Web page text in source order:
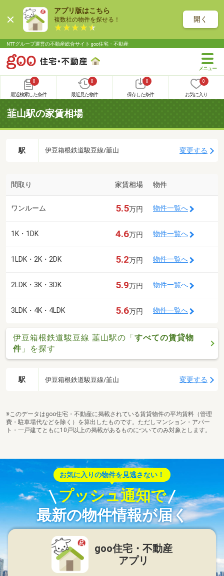
アプリ版はこちら
複数社の物件を探せる！ 開く
NTTグループ運営の不動産総合サイト goo住宅・不動産
0
最近検索した条件
0
最近見た物件
0
保存した条件
0
お気に入り
韮山駅の家賃相場
駅 伊豆箱根鉄道駿豆線/韮山 変更する
間取り 家賃相場 物件
ワンルーム 5.5万円 物件一覧へ
1K・1DK 4.6万円 物件一覧へ
1LDK・2K・2DK 5.2万円 物件一覧へ
2LDK・3K・3DK 5.9万円 物件一覧へ
3LDK・4K・4LDK 5.6万円 物件一覧へ
伊豆箱根鉄道駿豆線 韮山駅の「すべての賃貸物
件 」を探す
駅 伊豆箱根鉄道駿豆線/韮山 変更する
※このデータはgoo住宅・不動産に掲載されている賃貸物件の平均賃料（管理
費・駐車場代などを除く）を算出したものです。ただしマンション・アパー
ト・一戸建てともに10戸以上の掲載があるものについてのみ対象とします。
お気に入りの物件を見逃さない！
プッシュ通知で
最新の物件情報が届く
goo住宅・不動産
アプリ